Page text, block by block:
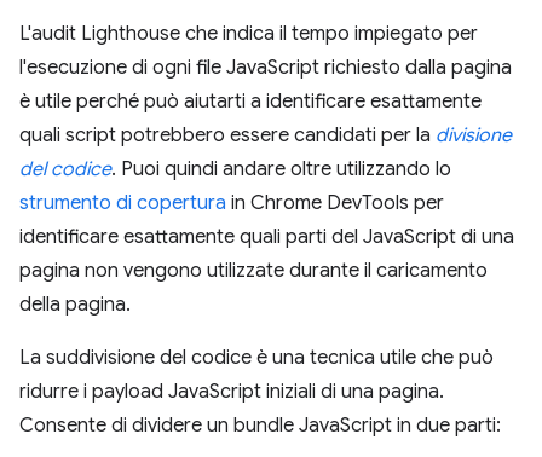
L'audit Lighthouse che indica il tempo impiegato per
l'esecuzione di ogni file JavaScript richiesto dalla pagina
è utile perché può aiutarti a identificare esattamente
quali script potrebbero essere candidati per la divisione
del codice. Puoi quindi andare oltre utilizzando lo
strumento di copertura in Chrome DevTools per
identificare esattamente quali parti del JavaScript di una
pagina non vengono utilizzate durante il caricamento
della pagina.
La suddivisione del codice è una tecnica utile che può
ridurre i payload JavaScript iniziali di una pagina.
Consente di dividere un bundle JavaScript in due parti: